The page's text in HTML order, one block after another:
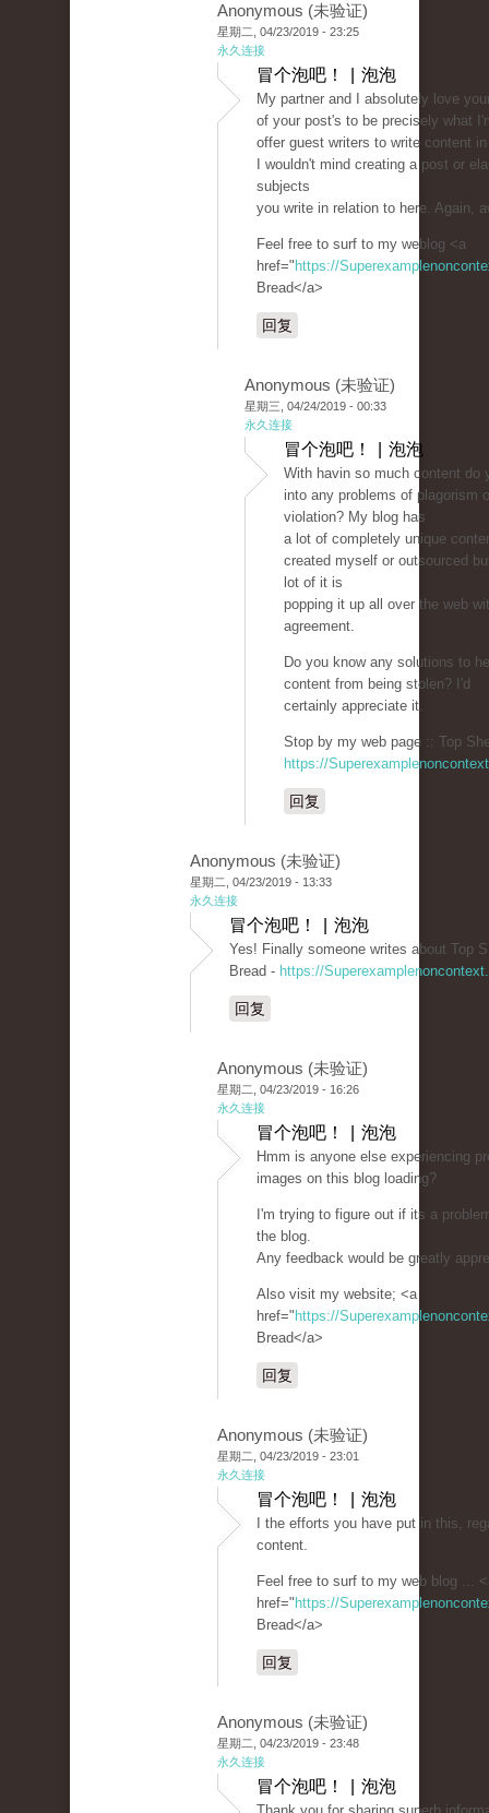
Anonymous (未验证)
星期二, 04/23/2019 - 23:25
永久连接
冒个泡吧！ | 泡泡
My partner and I absolutely love
of your post's to be precisely what
offer guest writers to write content
I wouldn't mind creating a post or
subjects
you write in relation to here. Again,
Feel free to surf to my weblog <a
href=" https://
Bread</a>
回复
Anonymous (未验证)
星期三, 04/24/2019 - 00:33
永久连接
冒个泡吧！ | 泡泡
With havin so much content do
into any problems of plagorism
violation? My blog has
a lot of completely unique
created myself or outsourced
lot of it is
popping it up all over the web
agreement.
Do you know any solutions to
content from being stolen? I'd
certainly appreciate it.
Stop by my web page :: Top
https://
回复
Anonymous (未验证)
星期二, 04/23/2019 - 13:33
永久连接
冒个泡吧！ | 泡泡
Yes! Finally someone writes about Top
Bread - https://
回复
Anonymous (未验证)
星期二, 04/23/2019 - 16:26
永久连接
冒个泡吧！ | 泡泡
Hmm is anyone else experiencing
images on this blog loading?
I'm trying to figure out if its a
the blog.
Any feedback would be greatly
Also visit my website; <a
href=" https://
Bread</a>
回复
Anonymous (未验证)
星期二, 04/23/2019 - 23:01
永久连接
冒个泡吧！ | 泡泡
I the efforts you have put in this,
content.
Feel free to surf to my web blog ...
href=" https://
Bread</a>
回复
Anonymous (未验证)
星期二, 04/23/2019 - 23:48
永久连接
冒个泡吧！ | 泡泡